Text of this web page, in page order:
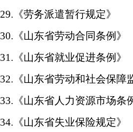
29.《劳务派遣暂行规定》
30.《山东省劳动合同条例》
31.《山东省就业促进条例》
32.《山东省劳动和社会保障
33.《山东省人力资源市场条
34. 《山东省失业保险规定》